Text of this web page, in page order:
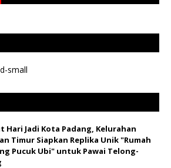
small
Hari Jadi Kota Padang, Kelurahan
Timur Siapkan Replika Unik "Rumah
Pucuk Ubi" untuk Pawai Telong-